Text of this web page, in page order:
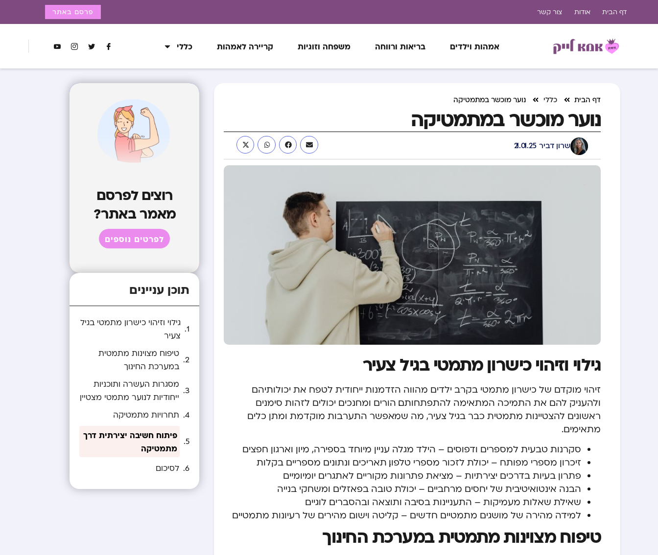
דף הבית אודות צור קשר פרסם באתר
אמהות וילדים בריאות ורווחה משפחה וזוגיות קריירה לאמהות כללי
דף הבית כללי נוער מוכשר במתמטיקה
נוער מוכשר במתמטיקה
שרון דביר 21.01.25
גילוי וזיהוי כישרון מתמטי בגיל צעיר
זיהוי מוקדם של כישרון מתמטי בקרב ילדים מהווה הזדמנות ייחודית לטפח את יכולותיהם
ולהעניק להם את התמיכה המתאימה להתפתחותם. הורים ומחנכים יכולים לזהות סימנים
ראשונים להצטיינות מתמטית כבר בגיל צעיר, מה שמאפשר התערבות מוקדמת ומתן כלים
מתאימים.
סקרנות טבעית למספרים ודפוסים – הילד מגלה עניין מיוחד בספירה, מיון וארגון חפצים
זיכרון מספרי מפותח – יכולת לזכור מספרי טלפון, תאריכים ונתונים מספריים בקלות
פתרון בעיות בדרכים יצירתיות – מציאת פתרונות מקוריים לאתגרים יומיומיים
הבנה אינטואיטיבית של יחסים מרחביים – יכולת טובה בפאזלים ומשחקי בנייה
שאילת שאלות מעמיקות – התעניינות בסיבה ותוצאה ובהסברים לוגיים
למידה מהירה של מושגים מתמטיים חדשים – קליטה וישום מהירים של רעיונות מתמטיים
טיפוח מצוינות מתמטית במערכת החינוך
רוצים לפרסם
מאמר באתר?
לפרטים נוספים
תוכן עניינים
גילוי וזיהוי כישרון מתמטי בגיל
צעיר
טיפוח מצוינות מתמטית
במערכת החינוך
מסגרות העשרה ותוכניות
ייחודיות לנוער מתמטי מצטיין
תחרויות מתמטיקה
פיתוח חשיבה יצירתית דרך
מתמטיקה
לסיכום